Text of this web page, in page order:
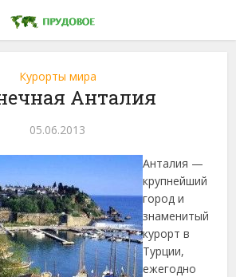
Курорты мира
Анталия
05.06.2013
Анталия —
крупнейший
город и
знаменитый
курорт в
Турции,
ежегодно